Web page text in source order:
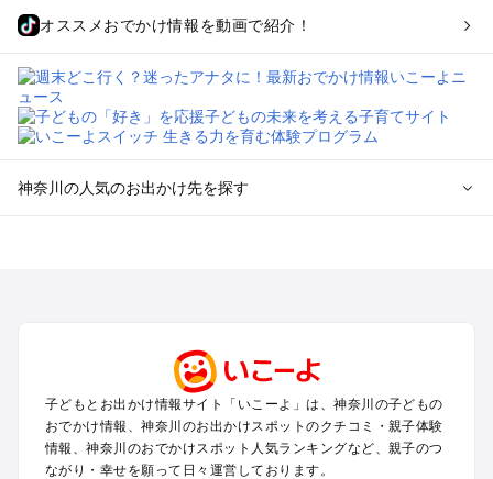
オススメおでかけ情報を動画で紹介！
神奈川の人気のお出かけ先を探す
小田原・熱海・湯河原・真鶴のプールお出かけ
町田・相模原・愛川・上野原のプールお出かけ
新横浜・港北エリア・日吉・青葉台・鶴見のプールお出かけ
川崎のプールお出かけ
海老名・厚木のプールお出かけ
子どもとお出かけ情報サイト「いこーよ」は、神奈川の子どもの
おでかけ情報、神奈川のお出かけスポットのクチコミ・親子体験
情報、神奈川のおでかけスポット人気ランキングなど、親子のつ
ながり・幸せを願って日々運営しております。